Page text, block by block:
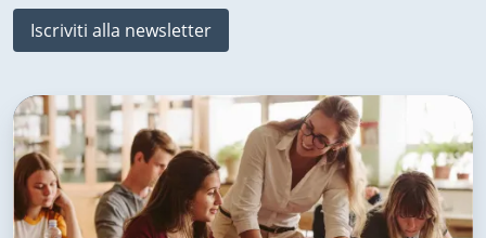
Iscriviti alla newsletter